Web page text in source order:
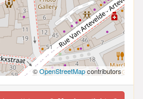
©OpenStreetMapcontributors